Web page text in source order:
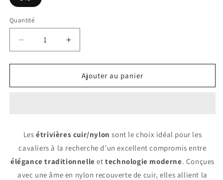
Quantité
Réduire
la
quantité
ETRIVIERES
Augmenter
la
quantité
ETRIVIERES
Ajouter au panier
Lesétrivières cuir/nylon sont le choix idéal pour les
cavaliers à la recherche d’un excellent compromis entre
élégance traditionnelle ettechnologie moderne. Conçues
avec une âme en nylon recouverte de cuir, elles allient la